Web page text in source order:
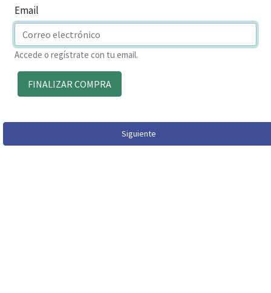
Email
Accede o regístrate con tu email.
FINALIZAR COMPRA